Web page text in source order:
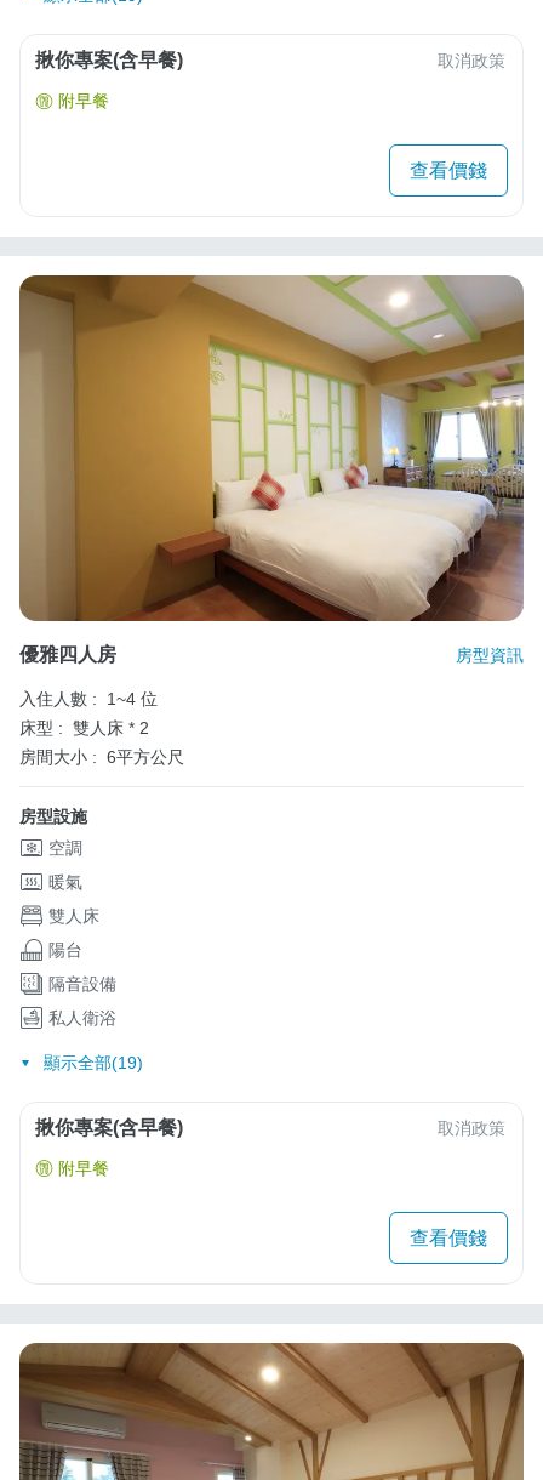
揪你專案(含早餐) 取消政策
附早餐
查看價錢
優雅四人房 房型資訊
入住人數 :
1~4 位
床型 : 雙人床 * 2
房間大小 : 6平方公尺
房型設施
空調
暖氣
雙人床
陽台
隔音設備
私人衛浴
顯示全部(19)
揪你專案(含早餐) 取消政策
附早餐
查看價錢